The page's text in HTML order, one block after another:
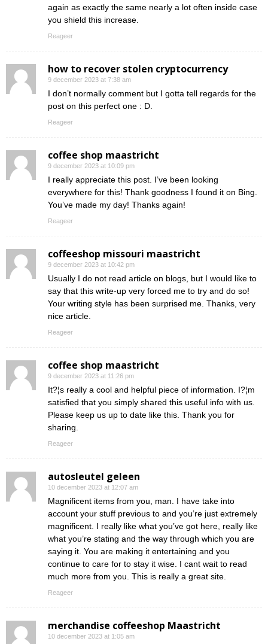
again as exactly the same nearly a lot often inside case
you shield this increase.
Reageer
how to recover stolen cryptocurrency
9 december 2023 at 7:38 am
I don’t normally comment but I gotta tell regards for the
post on this perfect one : D.
Reageer
coffee shop maastricht
9 december 2023 at 10:09 pm
I really appreciate this post. I’ve been looking
everywhere for this! Thank goodness I found it on Bing.
You’ve made my day! Thanks again!
Reageer
coffeeshop missouri maastricht
9 december 2023 at 10:42 pm
Usually I do not read article on blogs, but I would like to
say that this write-up very forced me to try and do so!
Your writing style has been surprised me. Thanks, very
nice article.
Reageer
coffee shop maastricht
9 december 2023 at 11:26 pm
It?¦s really a cool and helpful piece of information. I?¦m
satisfied that you simply shared this useful info with us.
Please keep us up to date like this. Thank you for
sharing.
Reageer
autosleutel geleen
10 december 2023 at 12:07 am
Magnificent items from you, man. I have take into
account your stuff previous to and you’re just extremely
magnificent. I really like what you’ve got here, really like
what you’re stating and the way through which you are
saying it. You are making it entertaining and you
continue to care for to stay it wise. I cant wait to read
much more from you. This is really a great site.
Reageer
merchandise coffeeshop Maastricht
10 december 2023 at 1:05 am